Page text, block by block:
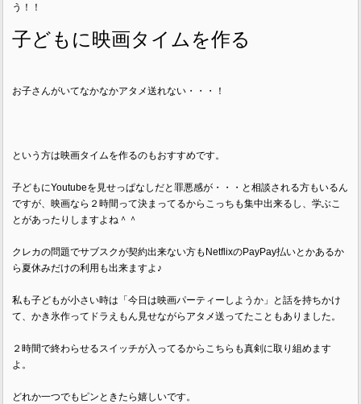
う！！
子どもに映画タイムを作る
お子さんがいてなかなかアタメ送れない・・・！
という方は映画タイムを作るのもおすすめです。
子どもにYoutubeを見せっぱなしだと罪悪感が・・・と相談される方もいるん
ですが、映画なら２時間って決まってるからこっちも集中出来るし、学ぶこ
とがあったりしますよね＾＾
クレカの問題でサブスクが契約出来ない方もNetflixのPayPay払いとかあるか
ら夏休みだけの利用も出来ますよ♪
私も子どもが小さい時は「今日は映画パーティーしようか」と話を持ちかけ
て、かき氷作ってドラえもん見せながらアタメ送ってたこともありました。
２時間で終わらせるスイッチが入ってるからこちらも真剣に取り組めます
よ。
どれか一つでもピンときたら嬉しいです。